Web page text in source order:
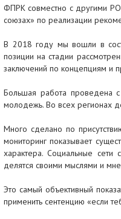
ФПРК совместно с другими
союзах» по реализации
В 2018 году мы вошли в
позиции на стадии
заключений по концепциям и
Большая работа проведена
молодежь. Во всех регионах
Много сделано по
мониторинг показывает
характера. Социальные сети
делятся своими мыслями и
Это самый объективный
применить сентенцию «если